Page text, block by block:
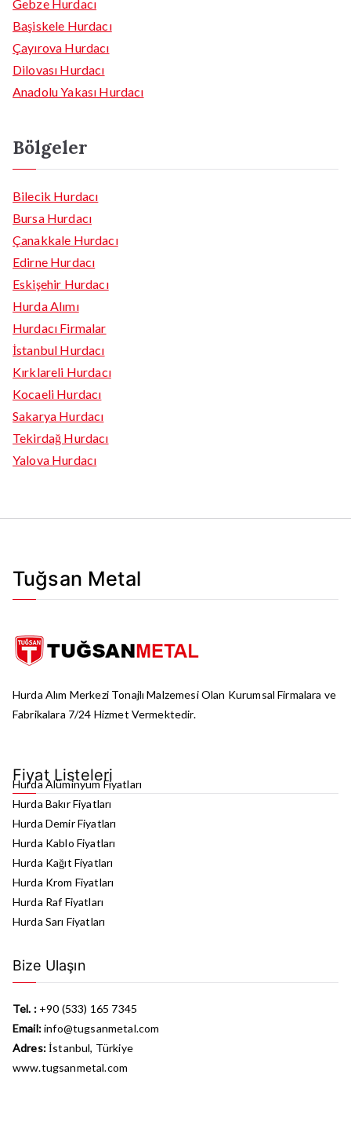
Gebze Hurdacı
Başiskele Hurdacı
Çayırova Hurdacı
Dilovası Hurdacı
Anadolu Yakası Hurdacı
Bölgeler
Bilecik Hurdacı
Bursa Hurdacı
Çanakkale Hurdacı
Edirne Hurdacı
Eskişehir Hurdacı
Hurda Alımı
Hurdacı Firmalar
İstanbul Hurdacı
Kırklareli Hurdacı
Kocaeli Hurdacı
Sakarya Hurdacı
Tekirdağ Hurdacı
Yalova Hurdacı
Tuğsan Metal
Hurda Alım Merkezi Tonajlı Malzemesi Olan Kurumsal Firmalara ve
Fabrikalara 7/24 Hizmet Vermektedir.
Fiyat Listeleri
Hurda Alüminyum Fiyatları
Hurda Bakır Fiyatları
Hurda Demir Fiyatları
Hurda Kablo Fiyatları
Hurda Kağıt Fiyatları
Hurda Krom Fiyatları
Hurda Raf Fiyatları
Hurda Sarı Fiyatları
Bize Ulaşın
Tel. :+90 (533) 165 7345
Email:info@tugsanmetal.com
Adres:İstanbul, Türkiye
www.tugsanmetal.com